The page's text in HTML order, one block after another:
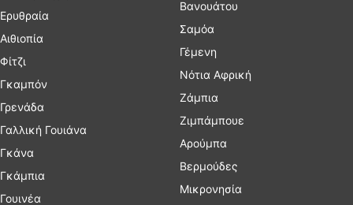
Ερυθραία
Αιθιοπία
Φίτζι
Γκαμπόν
Γρενάδα
Γαλλική Γουιάνα
Γκάνα
Γκάμπια
Γουινέα
Βανουάτου
Σαμόα
Γέμενη
Νότια Αφρική
Ζάμπια
Ζιμπάμπουε
Αρούμπα
Βερμούδες
Μικρονησία